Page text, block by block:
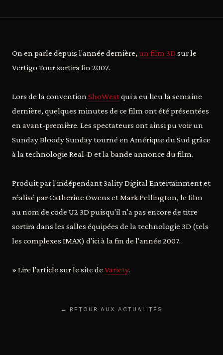
On en parle depuis l'année dernière, un film 3D sur le
Vertigo Tour sortira fin 2007.
Lors de la conventionShoWestqui a eu lieu la semaine
dernière, quelques minutes de ce film ont été présentées
en avant-première. Les spectateurs ont ainsi pu voir un
Sunday Bloody Sunday tourné en Amérique du Sud grâce
à la technologie Real-D et la bande annonce du film.
Produit par l'indépendant 3ality Digital Entertainment et
réalisé par Catherine Owens et Mark Pellington, le film
au nom de code U2 3D puisqu'il n'a pas encore de titre
sortira dans les salles équipées de la technologie 3D (tels
les complexes IMAX) d'ici à la fin de l'année 2007.
» Lire l'article sur le site de Variety.
← RETOUR AUX ACTUALITÉS